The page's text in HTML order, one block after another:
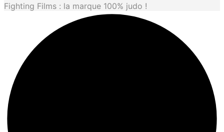
elegir
en
Fighting Films : la marque 100% judo !